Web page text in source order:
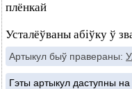
плёнкай
Усталёўваны абіўку ў
Артыкул быў правераны:
Гэты артыкул даступны на